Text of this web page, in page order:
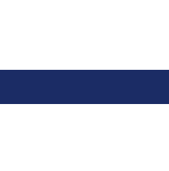
didácticas